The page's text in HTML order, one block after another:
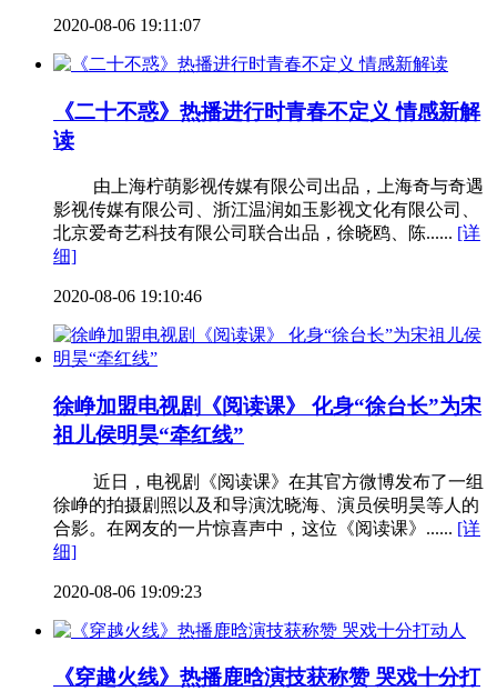
2020-08-06 19:11:07
《二十不惑》热播进行时青春不定义 情感新解
读
由上海柠萌影视传媒有限公司出品，上海奇与奇遇
影视传媒有限公司、浙江温润如玉影视文化有限公司、
北京爱奇艺科技有限公司联合出品，徐晓鸥、陈...... [详
细]
2020-08-06 19:10:46
徐峥加盟电视剧《阅读课》 化身“徐台长”为宋
祖儿侯明昊“牵红线”
近日，电视剧《阅读课》在其官方微博发布了一组
徐峥的拍摄剧照以及和导演沈晓海、演员侯明昊等人的
合影。在网友的一片惊喜声中，这位《阅读课》...... [详
细]
2020-08-06 19:09:23
《穿越火线》热播鹿晗演技获称赞 哭戏十分打